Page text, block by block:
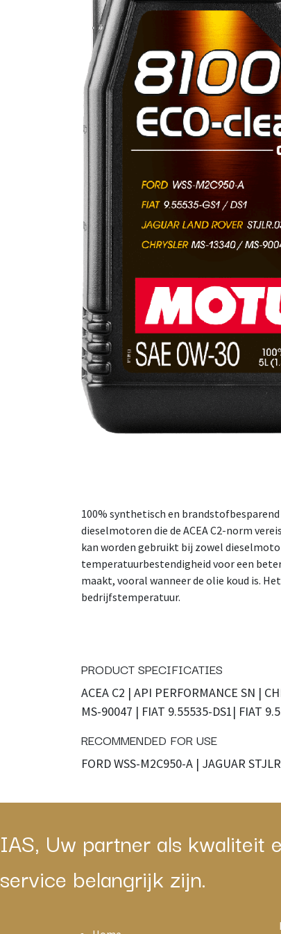
100% synthetisch en
dieselmotoren die de ACEA C2-norm
kan worden gebruikt bij zowel
temperatuurbestendigheid voor een
maakt, vooral wanneer de olie koud is.
bedrijfstemperatuur.
PRODUCT SPECIFICATIES
ACEA C2 | API PERFORMANCE SN |
MS-90047 | FIAT 9.55535-DS1| FIAT
RECOMMENDED FOR USE
FORD WSS-M2C950-A | JAGUAR
IAS, Uw partner als kwaliteit
service belangrijk zijn.